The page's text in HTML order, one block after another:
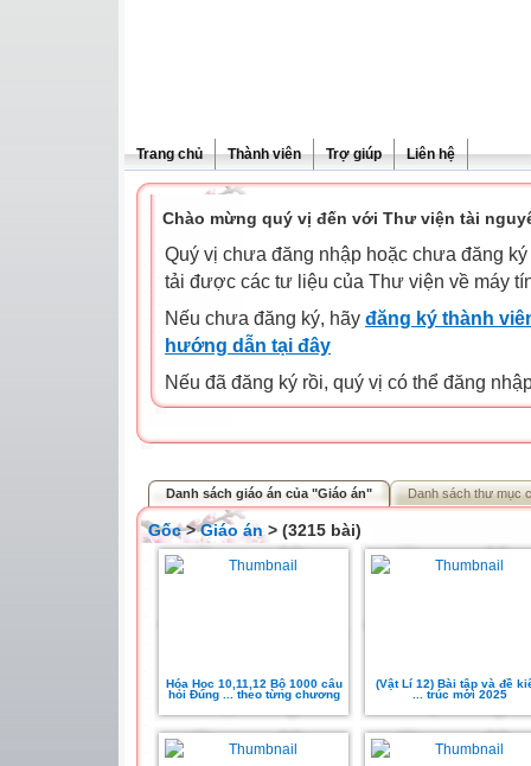
Trang chủ Thành viên Trợ giúp Liên hệ
Chào mừng quý vị đến với Thư viện tài
Quý vị chưa đăng nhập hoặc chưa đăng
tải được các tư liệu của Thư viện về máy
Nếu chưa đăng ký, hãy đăng ký thành
hướng dẫn tại đây
Nếu đã đăng ký rồi, quý vị có thể đăng
Danh sách giáo án của "Giáo án" Danh sách thư mục
Gốc>Giáo án > (3215 bài)
Hóa Học 10,11,12 Bộ 1000 câu
hỏi Đúng ... theo từng chương
(Vật Lí 12) Bài tập và đề
... trúc mới 2025